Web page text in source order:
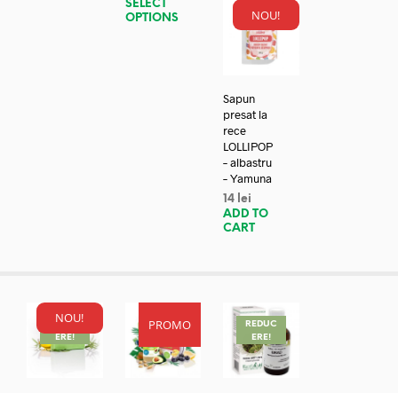
SELECT
OPTIONS
NOU!
Sapun
presat la
rece
LOLLIPOP
– albastru
– Yamuna
14 lei
ADD TO
CART
NOU!
REDUC
ERE!
PROMO
REDUC
REDUC
ERE!